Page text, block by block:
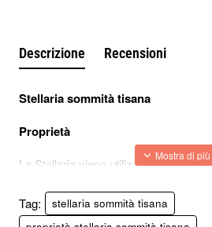
Descrizione Recensioni
Stellaria sommità tisana
Proprietà
La Stellaria viene utilizzata a scopi
Gli infusi sono utili per liberare le vie
Tag:
stellaria sommità tisana